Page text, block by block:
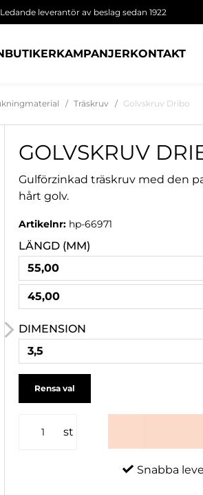
Ledande leverantör av beslag sedan 1922
BUTIKERKAMPANJERKONTAKT
Träskruv Golvskruv Dribo
GOLVSKRUV
Gulförzinkad träskruv med den
hårt golv.
Artikelnr: hp-66971
LÄNGD (MM)
55,00
45,00
DIMENSION
3,5
Rensa val
st
Snabba